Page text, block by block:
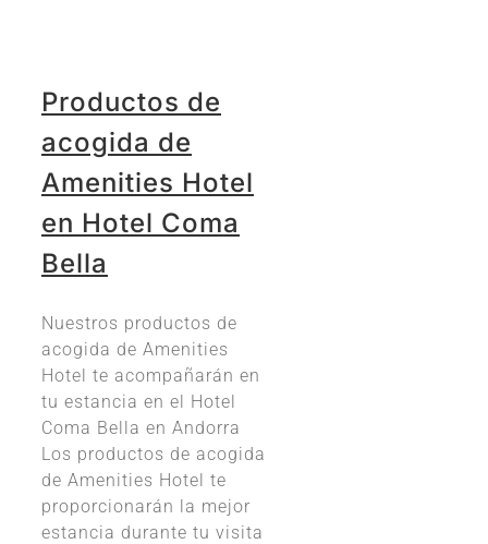
Productos de
acogida de
Amenities Hotel
en Hotel Coma
Bella
Nuestros productos de
acogida de Amenities
Hotel te acompañarán en
tu estancia en el Hotel
Coma Bella en Andorra
Los productos de acogida
de Amenities Hotel te
proporcionarán la mejor
estancia durante tu visita